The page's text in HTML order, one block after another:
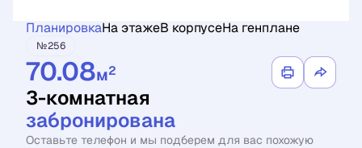
ПланировкаНа этажеВ корпусеНа генплане
№256
70.08м2
3-комнатная
забронирована
Оставьте телефон и мы подберем для вас похожую